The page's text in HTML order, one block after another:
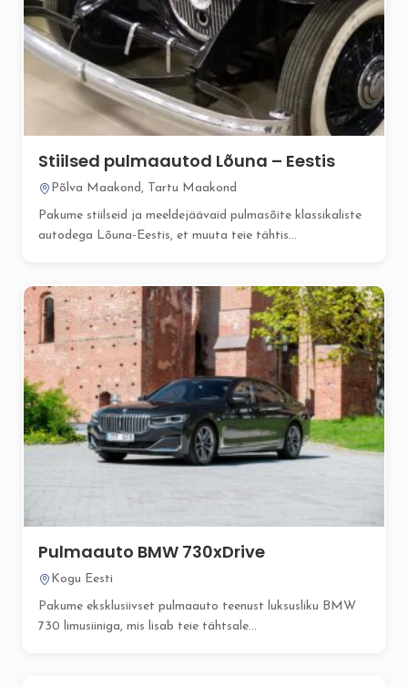
Stiilsed pulmaautod Lõuna – Eestis
Põlva Maakond, Tartu Maakond
Pakume stiilseid ja meeldejäävaid pulmasõite klassikaliste
autodega Lõuna-Eestis, et muuta teie tähtis...
Pulmaauto BMW 730xDrive
Kogu Eesti
Pakume eksklusiivset pulmaauto teenust luksusliku BMW
730 limusiiniga, mis lisab teie tähtsale...